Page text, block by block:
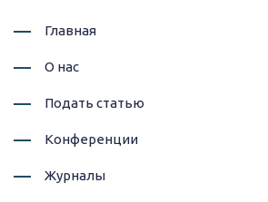
Главная
О нас
Подать статью
Конференции
Журналы